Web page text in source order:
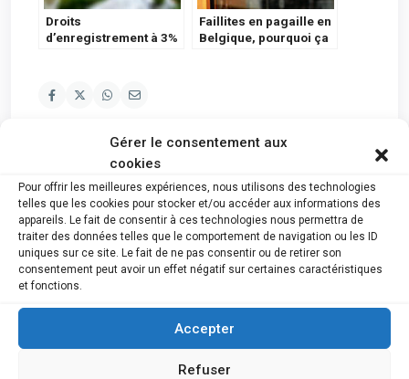
Gérer le consentement aux
cookies
Pour offrir les meilleures expériences, nous utilisons des technologies
telles que les cookies pour stocker et/ou accéder aux informations des
appareils. Le fait de consentir à ces technologies nous permettra de
traiter des données telles que le comportement de navigation ou les ID
uniques sur ce site. Le fait de ne pas consentir ou de retirer son
consentement peut avoir un effet négatif sur certaines caractéristiques
et fonctions.
Accepter
Refuser
Droits
d’enregistrement à 3%
Faillites en pagaille en
Belgique, pourquoi ça
Nous suivre